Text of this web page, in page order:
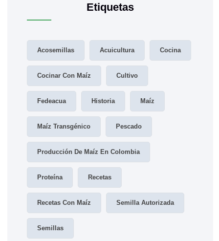
Etiquetas
Acosemillas Acuicultura Cocina
Cocinar Con Maíz Cultivo
Fedeacua Historia Maíz
Maíz Transgénico Pescado
Producción De Maíz En Colombia
Proteína Recetas
Recetas Con Maíz Semilla Autorizada
Semillas